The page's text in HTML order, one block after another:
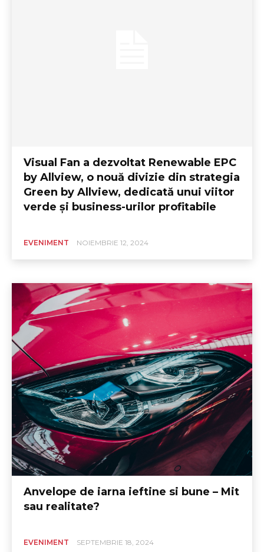
Visual Fan a dezvoltat Renewable EPC
by Allview, o nouă divizie din strategia
Green by Allview, dedicată unui viitor
verde și business-urilor profitabile
EVENIMENT NOIEMBRIE 12, 2024
Anvelope de iarna ieftine si bune – Mit
sau realitate?
EVENIMENT SEPTEMBRIE 18, 2024